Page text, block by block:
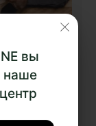
вы
наше
Об умами,